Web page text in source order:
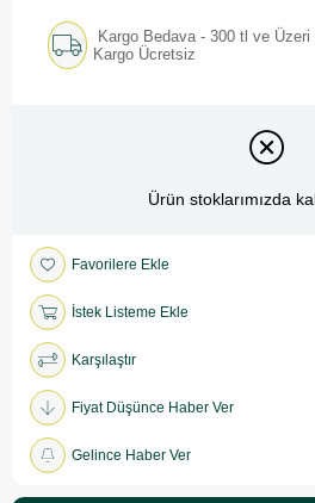
Kargo Bedava - 300 tl ve
Kargo Ücretsiz
Ürün stoklarımızda
Favorilere Ekle
İstek Listeme Ekle
Karşılaştır
Fiyat Düşünce Haber Ver
Gelince Haber Ver